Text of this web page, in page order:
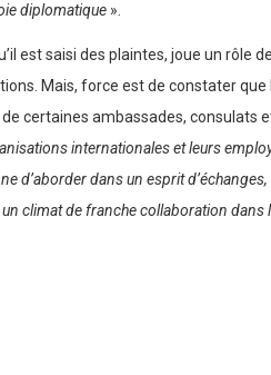
diplomatique ».
est saisi des plaintes, joue un rôle
Mais, force est de constater que
certaines ambassades, consulats
internationales et leurs
d’aborder dans un esprit d’échanges,
climat de franche collaboration dans